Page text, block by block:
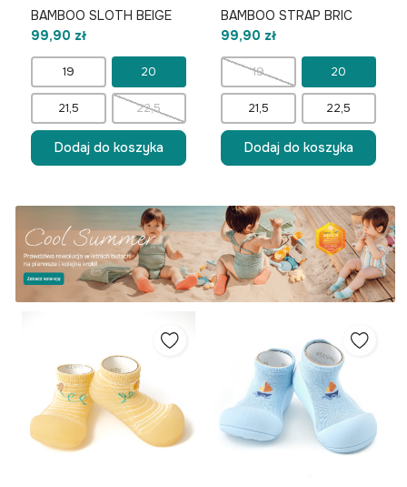
BAMBOO SLOTH BEIGE
99,90 zł
19 20
21,5 22,5
Dodaj do koszyka
BAMBOO STRAP BRIC
99,90 zł
19 20
21,5 22,5
Dodaj do koszyka